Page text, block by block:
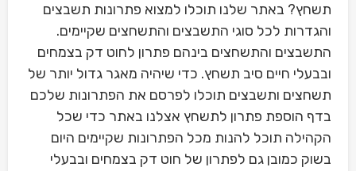
תשחץ? באתר שלנו תוכלו למצוא פתרונות תשבצים
והגדרות לכל סוגי התשבצים והתשחצים שקיימים.
התשבצים והתשחצים בינהם פתרון לחוט דק בצמחים
ובבעלי חיים סיב תשחץ. כדי שיהיה מאגר גדול יותר של
תשחצים ותשבצים תוכלו לפרסם את הפתרונות שלכם
בדף הוספת פתרון לתשחץ אצלנו באתר כדי שכל
הקהילה תוכל להנות מכל הפתרונות שקיימים היום
בשוק כמובן גם לפתרון של חוט דק בצמחים ובבעלי